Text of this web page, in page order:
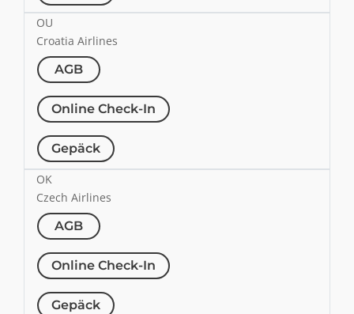
OU
Croatia Airlines
AGB
Online Check-In
Gepäck
OK
Czech Airlines
AGB
Online Check-In
Gepäck